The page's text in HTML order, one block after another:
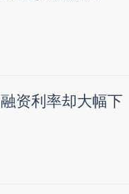
资利率却大幅下